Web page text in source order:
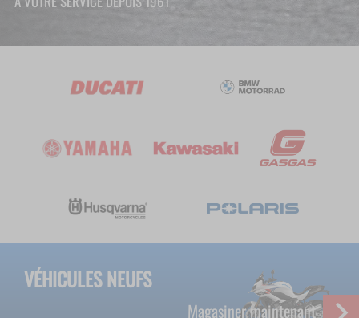
VÉHICULES NEUFS
Magasiner maintenant